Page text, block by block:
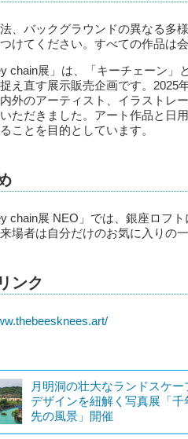
、バックグラウンドの異なる多
けてください。すべての作品は
chain展」は、「キーチェーン
捉え直す展示販売企画です。2025
外のアーティスト、イラストレ
ただきました。アート作品と日
ことを目的としています。
chain展 NEO」では、銀座ロフ
場者は自分だけのお気に入りの
ンク
月明洞の壮大なランドスケー
デザインを紐解く写真展「千
先の風景」開催